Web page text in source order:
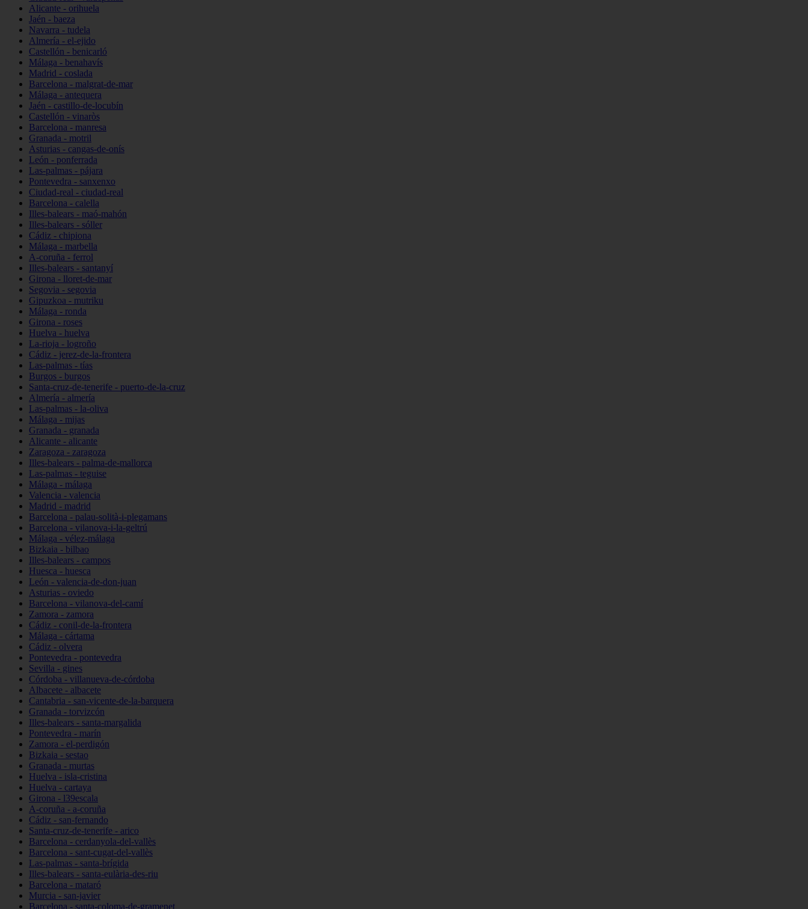
Alicante - orihuela
Jaén - baeza
Navarra - tudela
Almería - el-ejido
Castellón - benicarló
Málaga - benahavís
Madrid - coslada
Barcelona - malgrat-de-mar
Málaga - antequera
Jaén - castillo-de-locubín
Castellón - vinaròs
Barcelona - manresa
Granada - motril
Asturias - cangas-de-onís
León - ponferrada
Las-palmas - pájara
Pontevedra - sanxenxo
Ciudad-real - ciudad-real
Barcelona - calella
Illes-balears - maó-mahón
Illes-balears - sóller
Cádiz - chipiona
Málaga - marbella
A-coruña - ferrol
Illes-balears - santanyí
Girona - lloret-de-mar
Segovia - segovia
Gipuzkoa - mutriku
Málaga - ronda
Girona - roses
Huelva - huelva
La-rioja - logroño
Cádiz - jerez-de-la-frontera
Las-palmas - tías
Burgos - burgos
Santa-cruz-de-tenerife - puerto-de-la-cruz
Almería - almería
Las-palmas - la-oliva
Málaga - mijas
Granada - granada
Alicante - alicante
Zaragoza - zaragoza
Illes-balears - palma-de-mallorca
Las-palmas - teguise
Málaga - málaga
Valencia - valencia
Madrid - madrid
Barcelona - palau-solità-i-plegamans
Barcelona - vilanova-i-la-geltrú
Málaga - vélez-málaga
Bizkaia - bilbao
Illes-balears - campos
Huesca - huesca
León - valencia-de-don-juan
Asturias - oviedo
Barcelona - vilanova-del-camí
Zamora - zamora
Cádiz - conil-de-la-frontera
Málaga - cártama
Cádiz - olvera
Pontevedra - pontevedra
Sevilla - gines
Córdoba - villanueva-de-córdoba
Albacete - albacete
Cantabria - san-vicente-de-la-barquera
Granada - torvizcón
Illes-balears - santa-margalida
Pontevedra - marín
Zamora - el-perdigón
Bizkaia - sestao
Granada - murtas
Huelva - isla-cristina
Huelva - cartaya
Girona - l39escala
A-coruña - a-coruña
Cádiz - san-fernando
Santa-cruz-de-tenerife - arico
Barcelona - cerdanyola-del-vallès
Barcelona - sant-cugat-del-vallès
Las-palmas - santa-brígida
Illes-balears - santa-eulària-des-riu
Barcelona - mataró
Murcia - san-javier
Barcelona - santa-coloma-de-gramenet